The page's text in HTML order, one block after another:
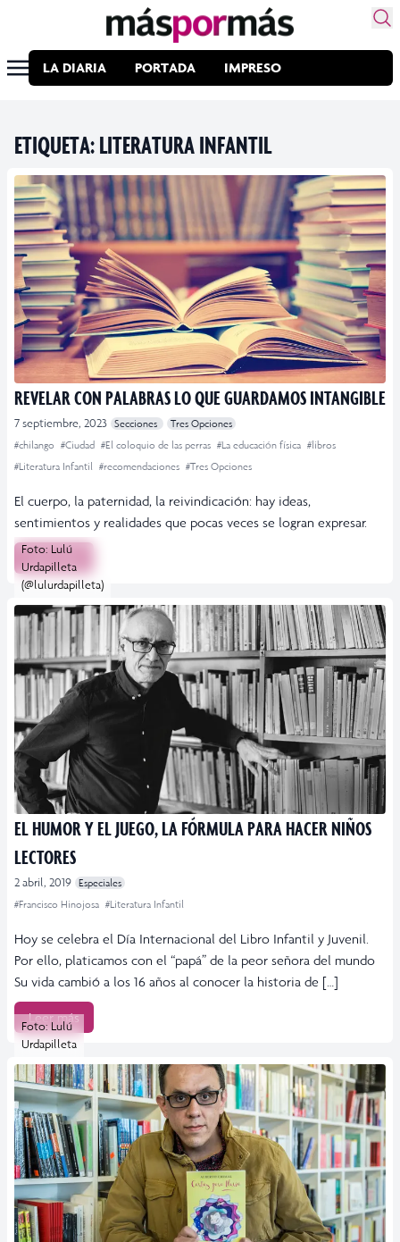
LA DIARIA PORTADA IMPRESO
ETIQUETA:LITERATURA INFANTIL
REVELAR CON PALABRAS LO QUE GUARDAMOS INTANGIBLE
7 septiembre, 2023 Secciones
Tres Opciones
#chilango #Ciudad #El coloquio de las perras #La educación física #libros
#Literatura Infantil #recomendaciones #Tres Opciones
El cuerpo, la paternidad, la reivindicación: hay ideas,
sentimientos y realidades que pocas veces se logran expresar.
Leer más
Foto: Lulú
Urdapilleta
(@lulurdapilleta)
EL HUMOR Y EL JUEGO, LA FÓRMULA PARA HACER NIÑOS
LECTORES
2 abril, 2019 Especiales
#Francisco Hinojosa #Literatura Infantil
Hoy se celebra el Día Internacional del Libro Infantil y Juvenil.
Por ello, platicamos con el “papá” de la peor señora del mundo
Su vida cambió a los 16 años al conocer la historia de […]
Leer más
Foto: Lulú
Urdapilleta